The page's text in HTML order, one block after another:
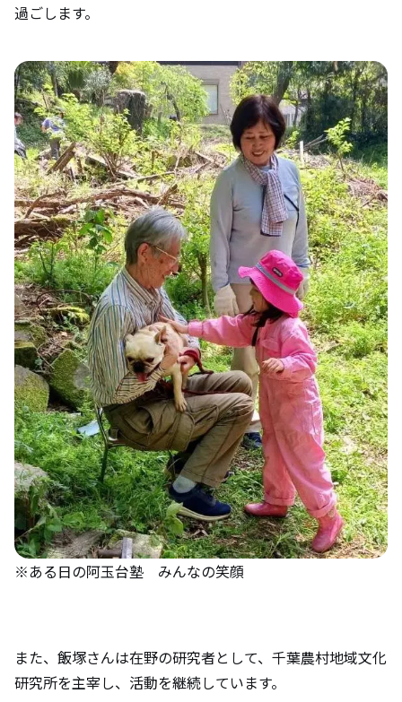
過ごします。
※ある日の阿玉台塾 みんなの笑顔
また、飯塚さんは在野の研究者として、千葉農村地域文化
研究所を主宰し、活動を継続しています。